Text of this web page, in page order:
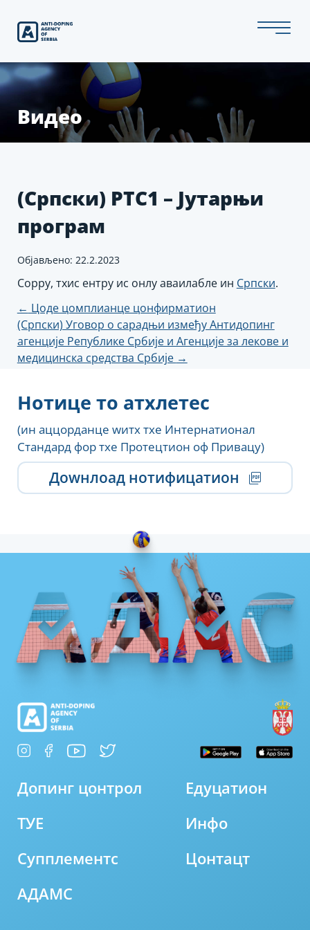
Видео
(Српски) РТС1 – Јутарњи
програм
Објављено: 22.2.2023
Соррy, тхис ентрy ис онлy аваилабле ин Српски.
Пост
навигатион
← Цоде цомплианце цонфирматион
(Српски) Уговор о сарадњи између Антидопинг
агенције Републике Србије и Агенције за лекове и
медицинска средства Србије →
Нотице то атхлетес
(ин аццорданце wитх тхе Интернатионал
Стандард фор тхе Протецтион оф Привацy)
Доwнлоад нотифицатион
Допинг цонтрол
ТУЕ
Супплементс
АДАМС
Едуцатион
Инфо
Цонтацт